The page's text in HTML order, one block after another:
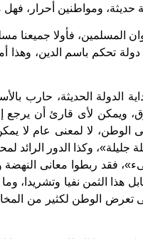
ومواطنين أحرار،
فأولا جميعنا
تحكم باسم الدين، وهذا
الدولة الحديثة، حارب
ويمكن لأى قارئ أن يرجع
الوطن، لا لمعنى عام لا
وكذا الدور الرائد
فقد ربطوا معانى النهضة
هذا الثمن نفيا وتشريدا،
تعرض الوطن لكثير من